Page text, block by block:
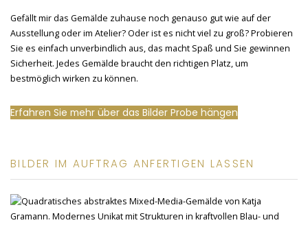
Gefällt mir das Gemälde zuhause noch genauso gut wie auf der
Ausstellung oder im Atelier? Oder ist es nicht viel zu groß? Probieren
Sie es einfach unverbindlich aus, das macht Spaß und Sie gewinnen
Sicherheit. Jedes Gemälde braucht den richtigen Platz, um
bestmöglich wirken zu können.
Erfahren Sie mehr über das Bilder Probe hängen
BILDER IM AUFTRAG ANFERTIGEN LASSEN